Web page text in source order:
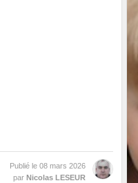
Publié le 08 mars 2026
par Nicolas LESEUR